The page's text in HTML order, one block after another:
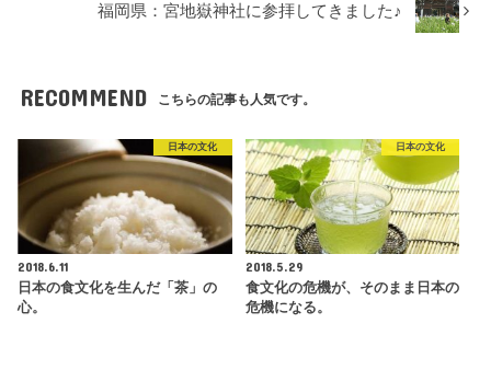
福岡県：宮地嶽神社に参拝してきました♪
RECOMMEND こちらの記事も人気です。
日本の文化
2018.6.11
日本の食文化を生んだ「茶」の
心。
日本の文化
2018.5.29
食文化の危機が、そのまま日本の
危機になる。